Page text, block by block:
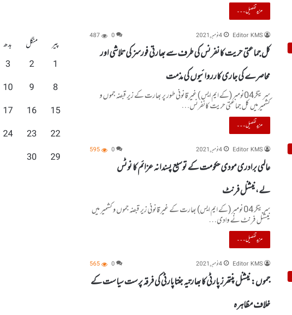
مزید تفصیل۔۔۔
Editor KMS 4 نومبر, 2021 0
487
کل جماعتی حریت کانفرنس کی طرف سے بھارتی فورسز کی تلاشی اور
محاصرے کی جاری کارروائیوں کی مذمت
سرینگر04نومبر (کے ایم ایس ) غیر قانونی طور پر بھارت کے زیر قبضہ جموں و
کشمیرمیں کل جماعتی حریت کانفرنس…
مزید تفصیل۔۔۔
Editor KMS 4 نومبر, 2021 0
595
عالمی برادری مودی حکومت کے توسیع پسندانہ عزائم کا نوٹس
لے،نیشنل فرنٹ
سرینگر 04 نومبر (کے ایم ایس) بھارت کے غیر قانونی زیر قبضہ جموں و کشمیر میں
نیشنل فرنٹ نے وادی…
مزید تفصیل۔۔۔
Editor KMS 4 نومبر, 2021 0
565
جموں: نیشنل پنتھرز پارٹی کا بھارتیہ جنتاپارٹی کی فرقہ پرست سیاست کے
خلاف مظاہرہ
پیر
منگل بدھ
1
2
3
8
9
10
15
16
17
22
23
24
29
30